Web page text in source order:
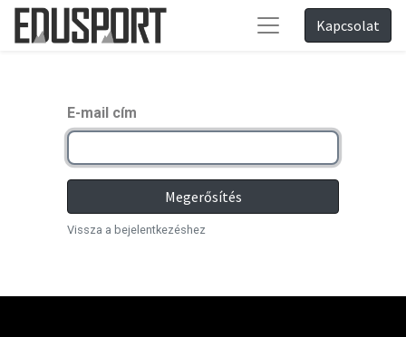
Kapcsolat
E-mail cím
Megerősítés
Vissza a bejelentkezéshez